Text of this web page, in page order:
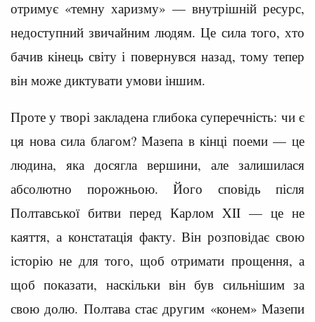
отримує «темну харизму» — внутрішній ресурс,
недоступний звичайним людям. Це сила того, хто
бачив кінець світу і повернувся назад, тому тепер
він може диктувати умови іншим.
Проте у творі закладена глибока суперечність: чи є
ця нова сила благом? Мазепа в кінці поеми — це
людина, яка досягла вершини, але залишилася
абсолютно порожньою. Його сповідь після
Полтавської битви перед Карлом XII — це не
каяття, а констатація факту. Він розповідає свою
історію не для того, щоб отримати прощення, а
щоб показати, наскільки він був сильнішим за
свою долю. Полтава стає другим «конем» Мазепи